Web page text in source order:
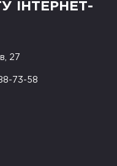
ІНТЕРНЕТ-
27
73-58